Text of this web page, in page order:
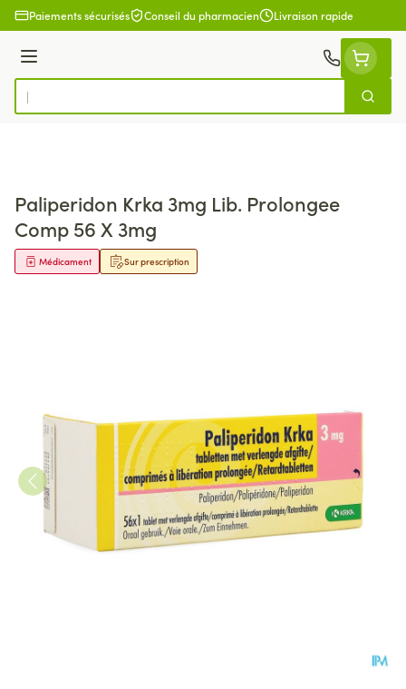
Aller au contenu
Paiements sécurisés Conseil du pharmacien Livraison rapide
Menu
Rechercher
Paliperidon Krka 3mg Lib. Prolongee
Comp 56 X 3mg
Sur prescription
Médicament